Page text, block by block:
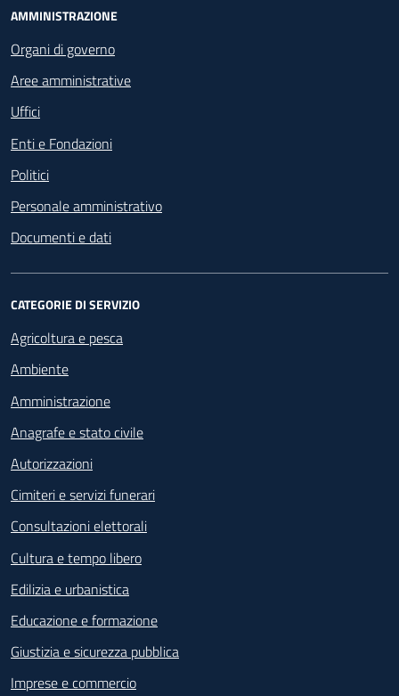
Footer - Navigazione
AMMINISTRAZIONE
Organi di governo
Aree amministrative
Uffici
Enti e Fondazioni
Politici
Personale amministrativo
Documenti e dati
CATEGORIE DI SERVIZIO
Agricoltura e pesca
Ambiente
Amministrazione
Anagrafe e stato civile
Autorizzazioni
Cimiteri e servizi funerari
Consultazioni elettorali
Cultura e tempo libero
Edilizia e urbanistica
Educazione e formazione
Giustizia e sicurezza pubblica
Imprese e commercio